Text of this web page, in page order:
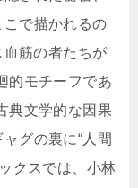
で描かれるの
血筋の者たちが
的モチーフであ
典文学的な因果
グの裏に“人間
クスでは、小林